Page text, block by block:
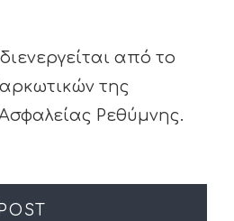
από το
της
Ρεθύμνης.